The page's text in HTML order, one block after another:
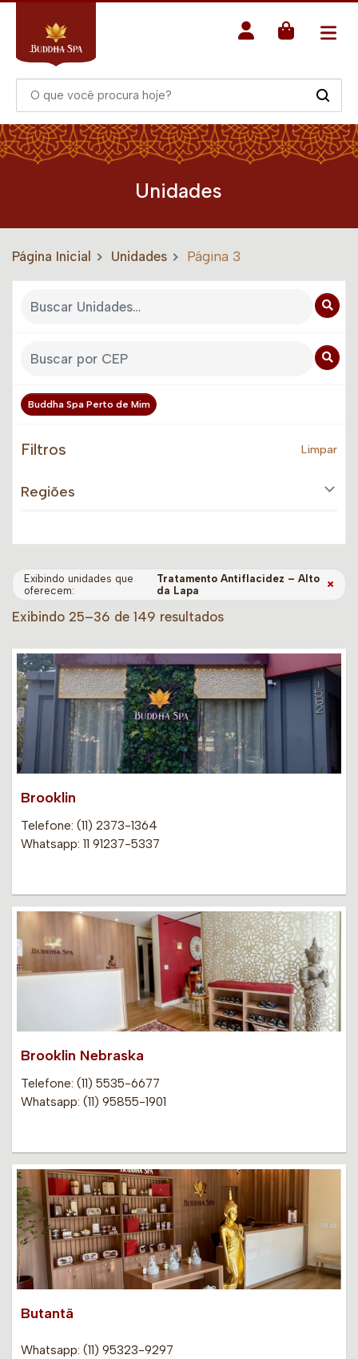
Unidades
Página Inicial Unidades Página 3
Buddha Spa Perto de Mim
Filtros Limpar
Regiões
Exibindo unidades que
oferecem:
Tratamento Antiflacidez – Alto
da Lapa
×
Exibindo 25–36 de 149 resultados
Brooklin
Telefone: (11) 2373-1364
Whatsapp: 11 91237-5337
Brooklin Nebraska
Telefone: (11) 5535-6677
Whatsapp: (11) 95855-1901
Butantã
Whatsapp: (11) 95323-9297